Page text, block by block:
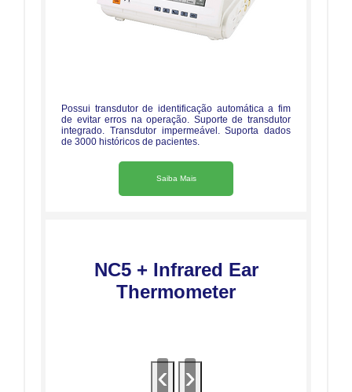
Possui transdutor de identificação automática a fim
de evitar erros na operação. Suporte de transdutor
integrado. Transdutor impermeável. Suporta dados
de 3000 históricos de pacientes.
Saiba Mais
NC5 + Infrared Ear
Thermometer